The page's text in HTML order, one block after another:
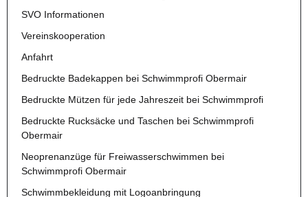
SVO Informationen
Vereinskooperation
Anfahrt
Bedruckte Badekappen bei Schwimmprofi Obermair
Bedruckte Mützen für jede Jahreszeit bei Schwimmprofi
Bedruckte Rucksäcke und Taschen bei Schwimmprofi
Obermair
Neoprenanzüge für Freiwasserschwimmen bei
Schwimmprofi Obermair
Schwimmbekleidung mit Logoanbringung